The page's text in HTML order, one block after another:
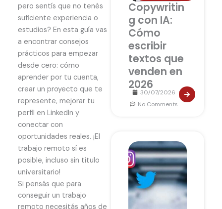
pero sentís que no tenés
suficiente experiencia o
estudios? En esta guía vas
a encontrar consejos
prácticos para empezar
desde cero: cómo
aprender por tu cuenta,
crear un proyecto que te
represente, mejorar tu
perfil en LinkedIn y
conectar con
oportunidades reales. ¡El
trabajo remoto sí es
posible, incluso sin título
universitario!
Si pensás que para
conseguir un trabajo
remoto necesitás años de
Copywritin
g con IA:
Cómo
escribir
textos que
venden en
2026
30/07/2026
No Comments